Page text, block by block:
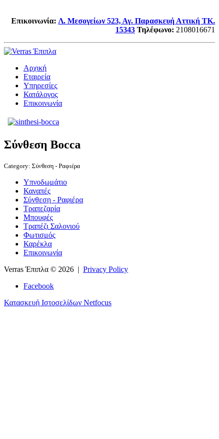
Επικοινωνία: Λ. Μεσογείων 523, Αγ. Παρασκευή Αττική TK.
15343 Τηλέφωνο: 2108016671
Αρχική
Εταιρεία
Υπηρεσίες
Κατάλογος
Επικοινωνία
Σύνθεση Bocca
Category: Σύνθεση - Ραφιέρα
Υπνοδωμάτιο
Καναπές
Σύνθεση - Ραφιέρα
Τραπεζαρία
Μπουφές
Τραπέζι Σαλονιού
Φωτισμός
Καρέκλα
Επικοινωνία
Verras Έπιπλα © 2026 | Privacy Policy
Facebook
Κατασκευή Ιστοσελίδων Netfocus